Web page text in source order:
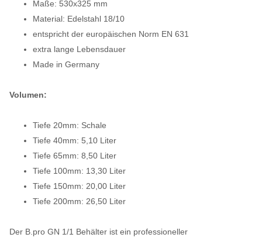
Maße: 530x325 mm
Material: Edelstahl 18/10
entspricht der europäischen Norm EN 631
extra lange Lebensdauer
Made in Germany
Volumen:
Tiefe 20mm: Schale
Tiefe 40mm: 5,10 Liter
Tiefe 65mm: 8,50 Liter
Tiefe 100mm: 13,30 Liter
Tiefe 150mm: 20,00 Liter
Tiefe 200mm: 26,50 Liter
Der B.pro GN 1/1 Behälter ist ein professioneller